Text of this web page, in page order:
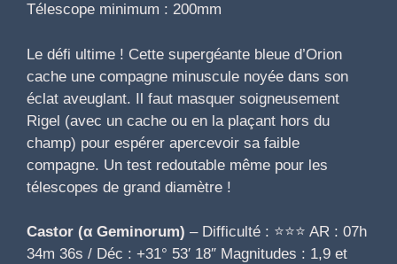
Télescope minimum : 200mm
Le défi ultime ! Cette supergéante bleue d’Orion
cache une compagne minuscule noyée dans son
éclat aveuglant. Il faut masquer soigneusement
Rigel (avec un cache ou en la plaçant hors du
champ) pour espérer apercevoir sa faible
compagne. Un test redoutable même pour les
télescopes de grand diamètre !
Castor (α Geminorum) – Difficulté : ⭐⭐⭐ AR : 07h
34m 36s / Déc : +31° 53′ 18″ Magnitudes : 1,9 et